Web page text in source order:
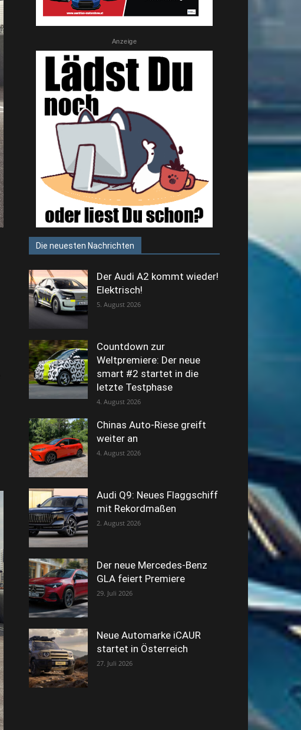
Anzeige
Die neuesten Nachrichten
Der Audi A2 kommt wieder!
Elektrisch!
5. August 2026
Countdown zur
Weltpremiere: Der neue
smart #2 startet in die
letzte Testphase
4. August 2026
Chinas Auto-Riese greift
weiter an
4. August 2026
Audi Q9: Neues Flaggschiff
mit Rekordmaßen
2. August 2026
Der neue Mercedes-Benz
GLA feiert Premiere
29. Juli 2026
Neue Automarke iCAUR
startet in Österreich
27. Juli 2026